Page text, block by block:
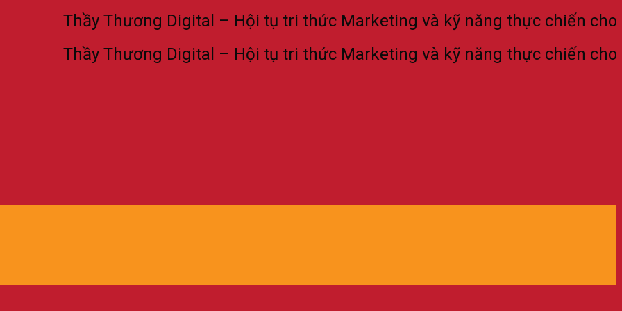
Thầy Thương Digital – Hội tụ tri thức Marketing và kỹ năng thực chiến cho thế
Thầy Thương Digital – Hội tụ tri thức Marketing và kỹ năng thực chiến cho thế